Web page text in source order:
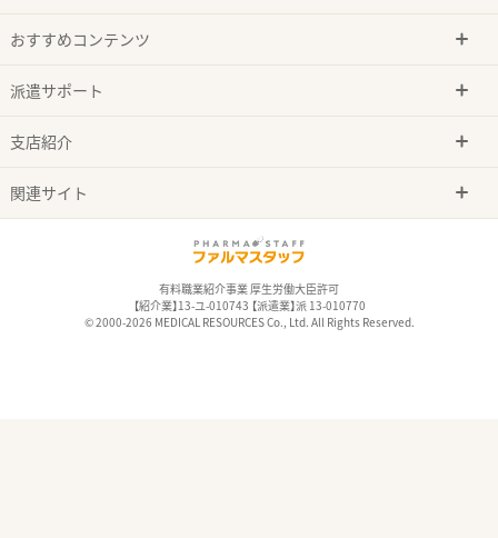
おすすめコンテンツ
派遣サポート
支店紹介
関連サイト
有料職業紹介事業 厚生労働大臣許可
【紹介業】13-ユ-010743 【派遣業】派 13-010770
© 2000-2026 MEDICAL RESOURCES Co., Ltd. All Rights Reserved.